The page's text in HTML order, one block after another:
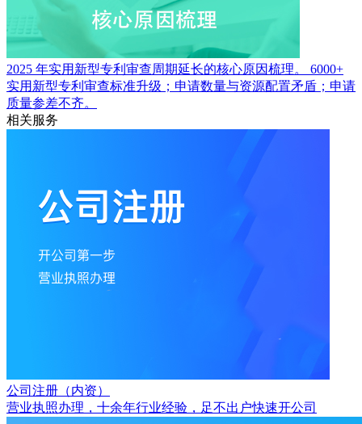
2025 年实用新型专利审查周期延长的核心原因梳理。
6000+
实用新型专利审查标准升级；申请数量与资源配置矛盾；申请
质量参差不齐。
相关服务
公司注册（内资）
营业执照办理，十余年行业经验，足不出户快速开公司